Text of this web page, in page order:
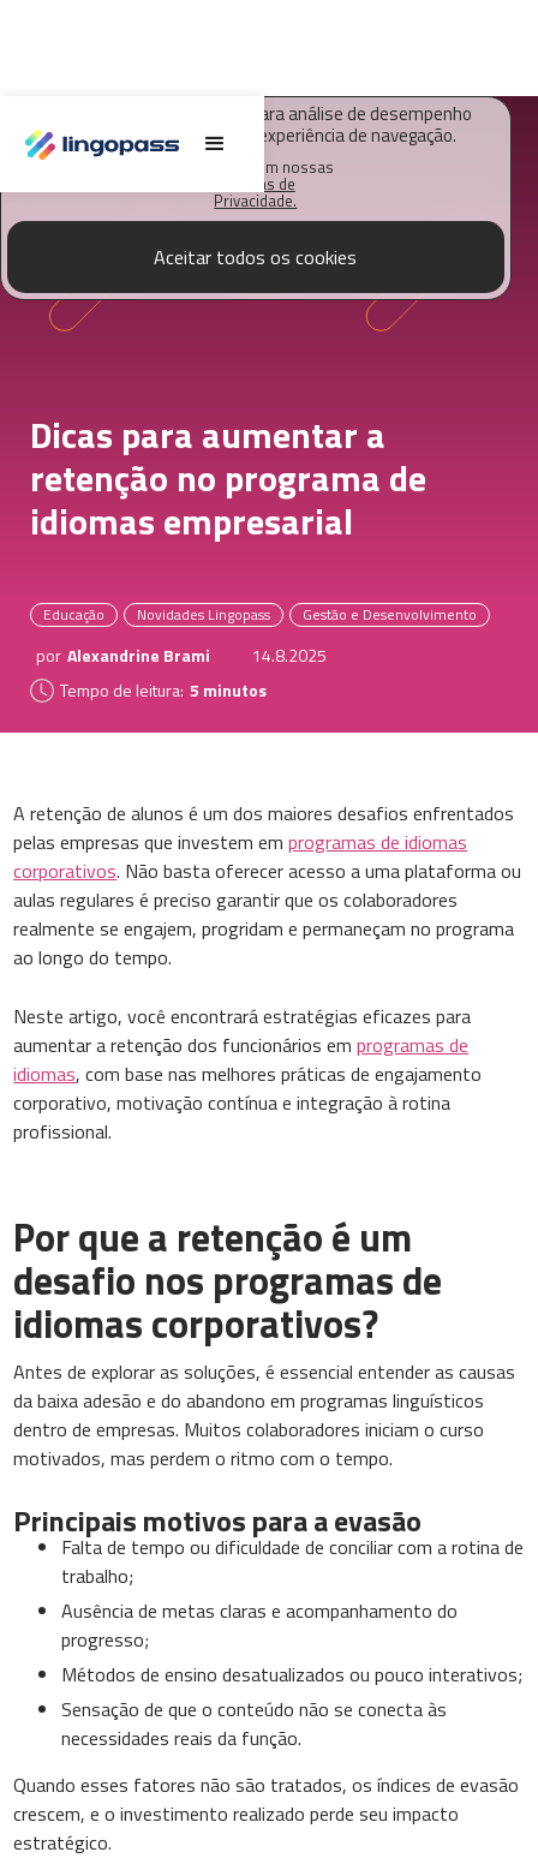
O Lingopass utiliza cookies para análise de desempenho
deste site e melhorar sua experiência de navegação.
Saiba mais em nossas
Políticas de
Privacidade.
Aceitar todos os cookies
Dicas para aumentar a
retenção no programa de
idiomas empresarial
Educação Novidades Lingopass Gestão e Desenvolvimento
por Alexandrine Brami
14.8.2025
Tempo de leitura: 5 minutos
A retenção de alunos é um dos maiores desafios enfrentados
pelas empresas que investem emprogramas de idiomas
corporativos. Não basta oferecer acesso a uma plataforma ou
aulas regulares é preciso garantir que os colaboradores
realmente se engajem, progridam e permaneçam no programa
ao longo do tempo.
Neste artigo, você encontrará estratégias eficazes para
aumentar a retenção dos funcionários emprogramas de
idiomas, com base nas melhores práticas de engajamento
corporativo, motivação contínua e integração à rotina
profissional.
Por que a retenção é um
desafio nos programas de
idiomas corporativos?
Antes de explorar as soluções, é essencial entender as causas
da baixa adesão e do abandono em programas linguísticos
dentro de empresas. Muitos colaboradores iniciam o curso
motivados, mas perdem o ritmo com o tempo.
Principais motivos para a evasão
Falta de tempo ou dificuldade de conciliar com a rotina de
trabalho;
Ausência de metas claras e acompanhamento do
progresso;
Métodos de ensino desatualizados ou pouco interativos;
Sensação de que o conteúdo não se conecta às
necessidades reais da função.
Quando esses fatores não são tratados, os índices de evasão
crescem, e o investimento realizado perde seu impacto
estratégico.